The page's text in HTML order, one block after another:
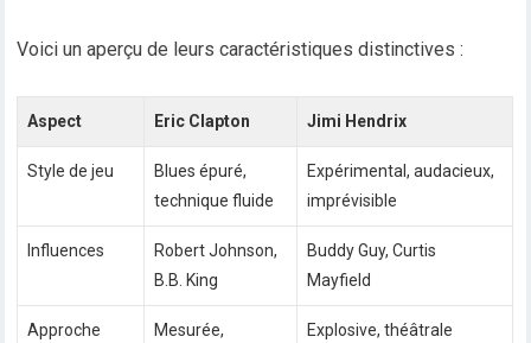
Voici un aperçu de leurs caractéristiques distinctives :
Aspect Eric Clapton Jimi Hendrix
Style de jeu
Blues épuré,
technique fluide
Expérimental, audacieux,
imprévisible
Influences
Robert Johnson,
B.B. King
Buddy Guy, Curtis
Mayfield
Approche
Mesurée,
Explosive, théâtrale